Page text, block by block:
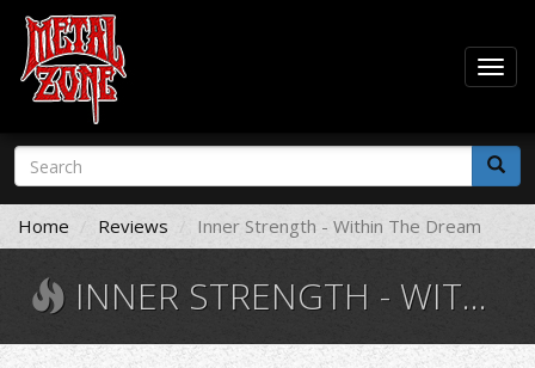
Skip
main
content
Search
form
Search
Home Reviews Inner Strength - Within The Dream
INNER STRENGTH - WITHIN THE DREAM